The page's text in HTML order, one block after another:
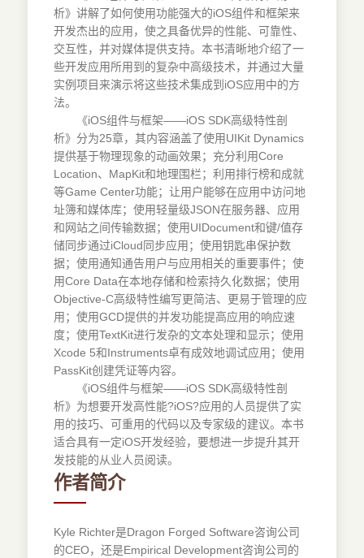
析》讲解了如何使用功能强大的iOS组件和框架来
开发杰出的应用，使之具备优异的性能、可靠性、
交互性，并对媒体提供支持。本书清晰地介绍了一
些开发应用所用到的复杂中高级技术，并通过大量
实例项目来演示将这些技术集成到iOS应用中的方
法。
《iOS组件与框架——iOS SDK高级特性剖
析》分为25章，其内容涵盖了使用UIKit Dynamics
提供基于物理现象的动画效果；充分利用Core
Location、MapKit和地理围栏；利用排行榜和成就
等Game Center功能；让用户能够在应用中访问地
址簿和媒体库；使用轻量级JSON在服务器、应用
和网站之间传输数据；使用UIDocument和键/值存
储同步通过iCloud同步应用；使用钥匙串保护数
据；使用通知通告用户与应用相关的重要事件；使
用Core Data在本地存储和检索持久化数据；使用
Objective-C高级特性编写更简洁、更易于管理的应
用；使用GCD提供的并发功能提高应用的响应速
度；使用TextKit进行发杂的文本处理和显示；使用
Xcode 5和Instruments卓有成效地调试应用；使用
PassKit创建凭证等内容。
《iOS组件与框架——iOS SDK高级特性剖
析》为想要开发高性能?iOS?应用的人员提供了实
用的技巧、可重用的代码以及专家级的建议。本书
适合具有一定iOS开发经验，要想进一步提升其开
发技能的从业人员阅读。
作者简介
Kyle Richter是Dragon Forged Software咨询公司
的CEO，还是Empirical Development咨询公司的